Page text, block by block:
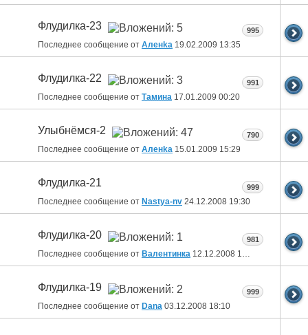
Флудилка-23
Последнее сообщение от Аленka 19.02.2009 13:35
995
Флудилка-22
Последнее сообщение от Тамина 17.01.2009 00:20
991
Улыбнёмся-2
Последнее сообщение от Аленka 15.01.2009 15:29
790
Флудилка-21
Последнее сообщение от Nastya-nv 24.12.2008 19:30
999
Флудилка-20
Последнее сообщение от Валентинка 12.12.2008 13:24
981
Флудилка-19
Последнее сообщение от Dana 03.12.2008 18:10
999